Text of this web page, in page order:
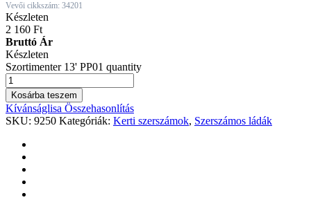
Vevői cikkszám: 34201
Készleten
2 160 Ft
Bruttó Ár
Készleten
Szortimenter 13' PP01 quantity
Kosárba teszem
Kívánságlisa Összehasonlítás
SKU: 9250 Kategóriák: Kerti szerszámok, Szerszámos ládák